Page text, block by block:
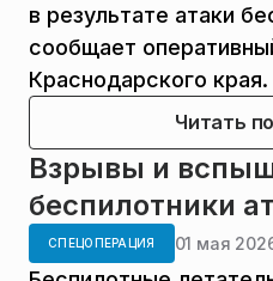
в результате атаки
сообщает
Краснодарского края.
Читать
Взрывы и
беспилотники
СПЕЦОПЕРАЦИЯ 01 мая